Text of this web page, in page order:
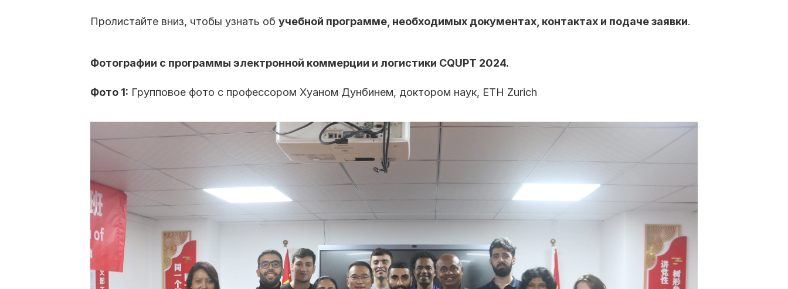
Пролистайте вниз, чтобы узнать об учебной программе, необходимых документах, контактах и подаче заявки.
Фотографии с программы электронной коммерции и логистики CQUPT 2024.
Фото 1: Групповое фото с профессором Хуаном Дунбинем, доктором наук, ETH Zurich